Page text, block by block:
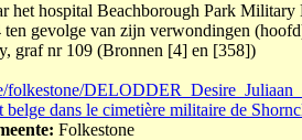
het hospital Beachborough Park
ten gevolge van zijn verwondingen
graf nr 109 (Bronnen [4] en [358])
folkestone/
belge dans le cimetière militaire de
Folkestone